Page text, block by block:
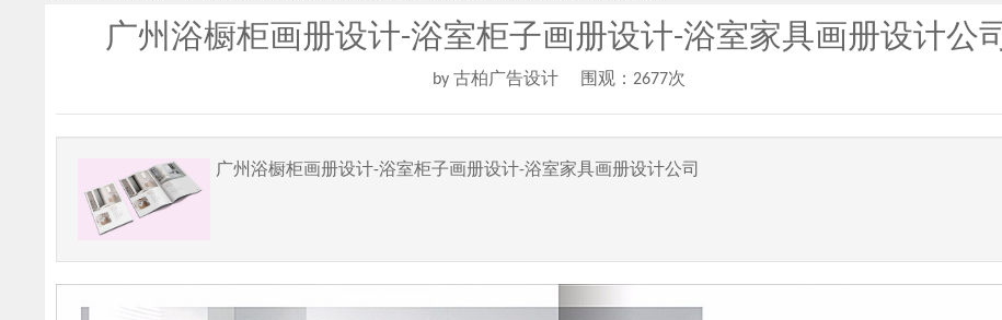
广州浴橱柜画册设计-浴室柜子画册设计-浴室家具画册设计公司
by 古柏广告设计 围观：2677次
广州浴橱柜画册设计-浴室柜子画册设计-浴室家具画册设计公司